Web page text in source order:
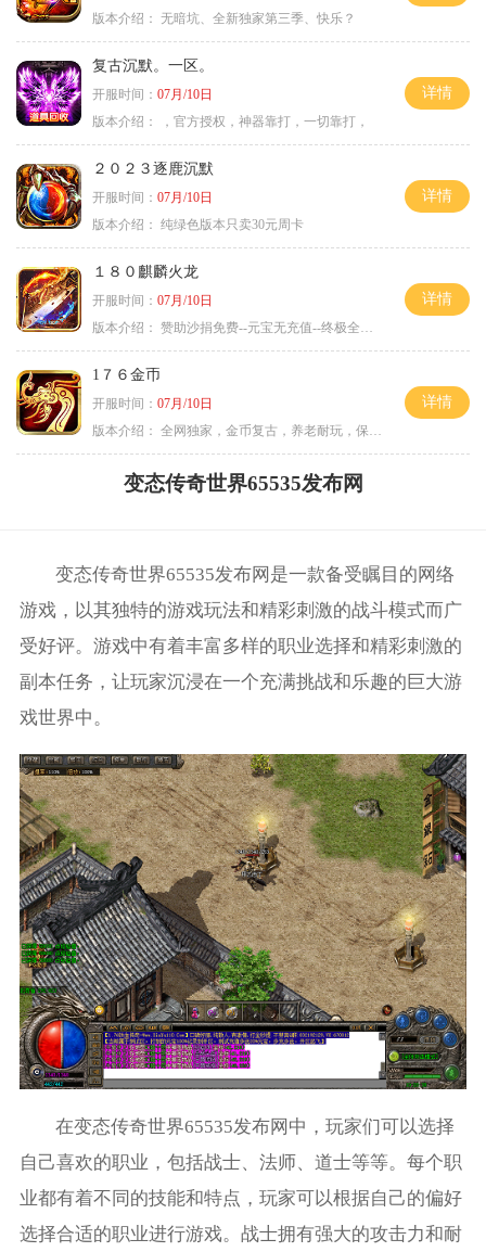
版本介绍： 无暗坑、全新独家第三季、快乐？
复古沉默。一区。
开服时间： 07月/10日
版本介绍：
，官方授权，神器靠打，一切靠打，
详情
２０２３逐鹿沉默
开服时间： 07月/10日
版本介绍： 纯绿色版本只卖30元周卡
详情
１８０麒麟火龙
开服时间： 07月/10日
版本介绍： 赞助沙捐免费--元宝无充值--终极全靠打
详情
1７６金币
开服时间： 07月/10日
版本介绍： 全网独家，金币复古，养老耐玩，保底回収
详情
变态传奇世界65535发布网
变态传奇世界65535发布网是一款备受瞩目的网络
游戏，以其独特的游戏玩法和精彩刺激的战斗模式而广
受好评。游戏中有着丰富多样的职业选择和精彩刺激的
副本任务，让玩家沉浸在一个充满挑战和乐趣的巨大游
戏世界中。
在变态传奇世界65535发布网中，玩家们可以选择
自己喜欢的职业，包括战士、法师、道士等等。每个职
业都有着不同的技能和特点，玩家可以根据自己的偏好
选择合适的职业进行游戏。战士拥有强大的攻击力和耐